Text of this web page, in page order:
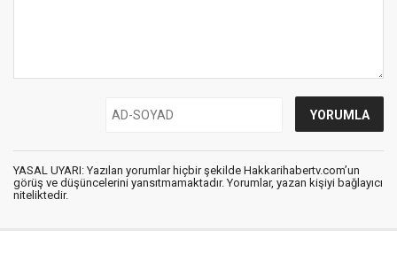
YASAL UYARI: Yazılan yorumlar hiçbir şekilde Hakkarihabertv.com’un
görüş ve düşüncelerini yansıtmamaktadır. Yorumlar, yazan kişiyi bağlayıcı
niteliktedir.